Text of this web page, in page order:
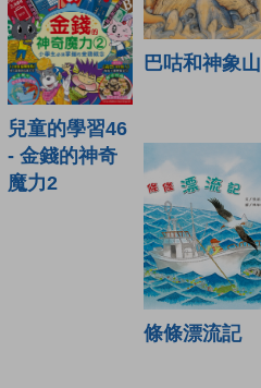
兒童的學習46
- 金錢的神奇
魔力2
巴咕和神象山
條條漂流記